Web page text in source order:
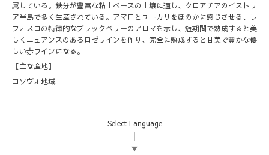
属している。鉄分が豊富な粘土ベースの土壌に適し、クロアチアのイストリ
ア半島で多く生産されている。アマロとユーカリをほのかに感じさせる、レ
フォスコの特徴的なブラックベリーのアロマを示し、短期間で熟成すると美
しくニュアンスのあるロゼワインを作り、完全に熟成すると甘美で豊かな優
しい赤ワインになる。
【主な産地】
コソヴォ地域
Select Language
▼